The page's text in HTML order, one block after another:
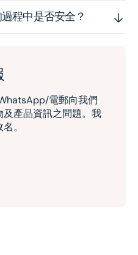
程中是否安全？
電郵向我們
產品資訊之問題。我
。